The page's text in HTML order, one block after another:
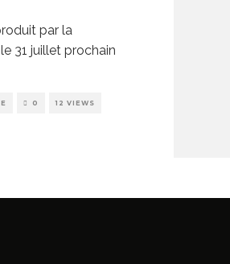
par la
31 juillet prochain
0 12 VIEWS